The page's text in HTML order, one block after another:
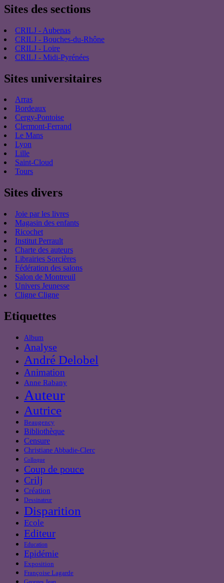
Sites des sections
CRILJ - Aubenas
CRILJ - Bouches-du-Rhône
CRILJ - Loire
CRILJ - Midi-Pyrénées
Sites universitaires
Arras
Bordeaux
Cergy-Pontoise
Clermont-Ferrand
Le Mans
Lyon
Lille
Saint-Cloud
Tours
Sites divers
Joie par les livres
Magasin des enfants
Ricochet
Institut Perrault
Charte des auteurs
Librairies Sorcières
Fédération des salons
Salon de Montreuil
Univers Jeunesse
Cligne Cligne
Etiquettes
Album
Analyse
André Delobel
Animation
Anne Rabany
Auteur
Autrice
Beaugency
Bibliothèque
Censure
Christiane Abbadie-Clerc
Colloque
Coup de pouce
Crilj
Création
Dessinateur
Disparition
Ecole
Editeur
Education
Epidémie
Exposition
Françoise Lagarde